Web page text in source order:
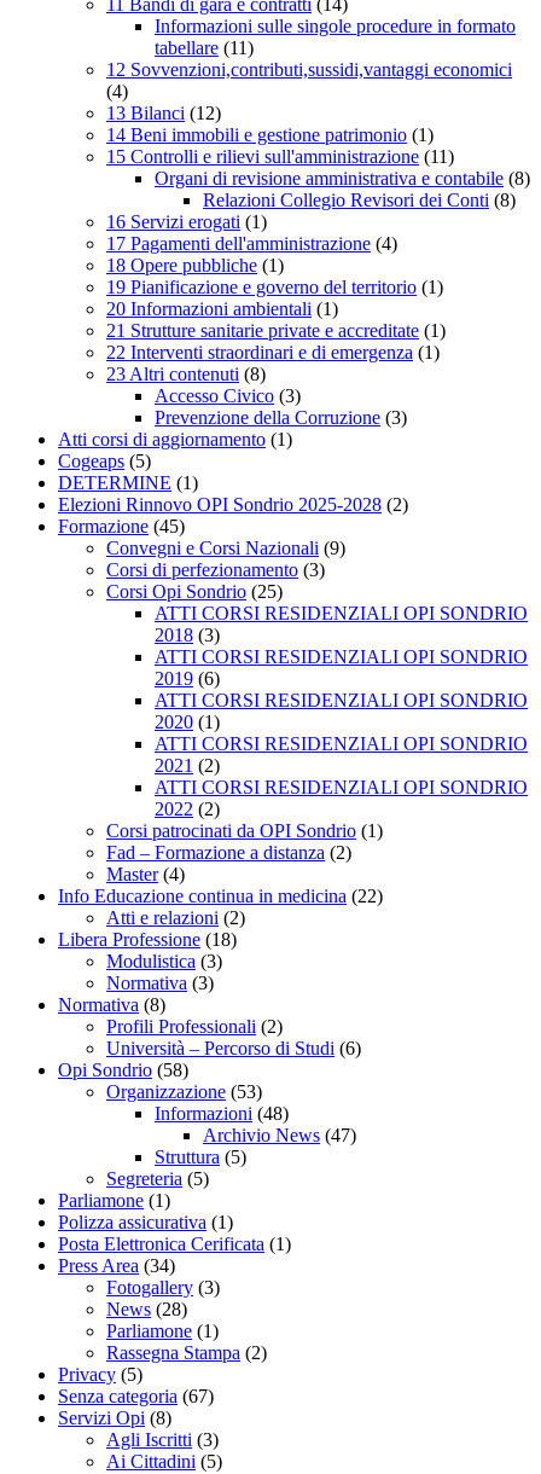
11 Bandi di gara e contratti (14)
Informazioni sulle singole procedure in formato
tabellare (11)
12 Sovvenzioni,contributi,sussidi,vantaggi economici
(4)
13 Bilanci (12)
14 Beni immobili e gestione patrimonio (1)
15 Controlli e rilievi sull'amministrazione (11)
Organi di revisione amministrativa e contabile (8)
Relazioni Collegio Revisori dei Conti (8)
16 Servizi erogati (1)
17 Pagamenti dell'amministrazione (4)
18 Opere pubbliche (1)
19 Pianificazione e governo del territorio (1)
20 Informazioni ambientali (1)
21 Strutture sanitarie private e accreditate (1)
22 Interventi straordinari e di emergenza (1)
23 Altri contenuti (8)
Accesso Civico (3)
Prevenzione della Corruzione (3)
Atti corsi di aggiornamento (1)
Cogeaps (5)
DETERMINE (1)
Elezioni Rinnovo OPI Sondrio 2025-2028 (2)
Formazione (45)
Convegni e Corsi Nazionali (9)
Corsi di perfezionamento (3)
Corsi Opi Sondrio (25)
ATTI CORSI RESIDENZIALI OPI SONDRIO
2018 (3)
ATTI CORSI RESIDENZIALI OPI SONDRIO
2019 (6)
ATTI CORSI RESIDENZIALI OPI SONDRIO
2020 (1)
ATTI CORSI RESIDENZIALI OPI SONDRIO
2021 (2)
ATTI CORSI RESIDENZIALI OPI SONDRIO
2022 (2)
Corsi patrocinati da OPI Sondrio (1)
Fad – Formazione a distanza (2)
Master(4)
Info Educazione continua in medicina (22)
Atti e relazioni (2)
Libera Professione (18)
Modulistica (3)
Normativa (3)
Normativa (8)
Profili Professionali (2)
Università – Percorso di Studi (6)
Opi Sondrio (58)
Organizzazione (53)
Informazioni (48)
Archivio News (47)
Struttura (5)
Segreteria (5)
Parliamone (1)
Polizza assicurativa (1)
Posta Elettronica Cerificata (1)
Press Area (34)
Fotogallery (3)
News (28)
Parliamone (1)
Rassegna Stampa (2)
Privacy (5)
Senza categoria (67)
Servizi Opi (8)
Agli Iscritti (3)
Ai Cittadini (5)